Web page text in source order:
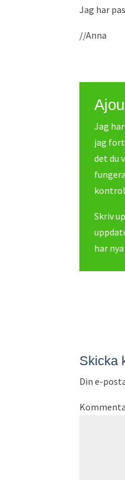
Jag har
//Anna
Jag
jag
det du
Skriv
har
Skicka
Din e-